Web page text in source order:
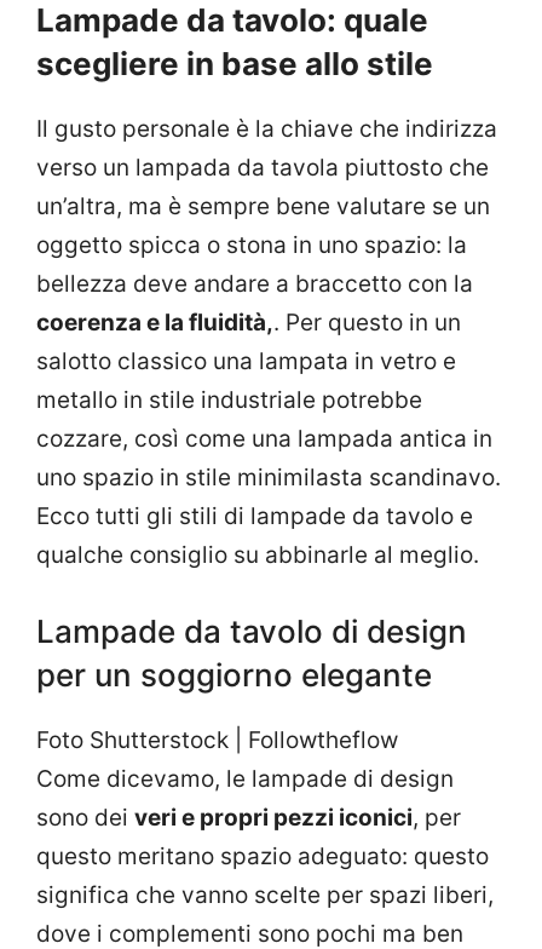
Lampade da tavolo: quale
scegliere in base allo stile
Il gusto personale è la chiave che indirizza
verso un lampada da tavola piuttosto che
un’altra, ma è sempre bene valutare se un
oggetto spicca o stona in uno spazio: la
bellezza deve andare a braccetto con la
coerenza e la fluidità,. Per questo in un
salotto classico una lampata in vetro e
metallo in stile industriale potrebbe
cozzare, così come una lampada antica in
uno spazio in stile minimilasta scandinavo.
Ecco tutti gli stili di lampade da tavolo e
qualche consiglio su abbinarle al meglio.
Lampade da tavolo di design
per un soggiorno elegante
Foto Shutterstock | Followtheflow
Come dicevamo, le lampade di design
sono dei veri e propri pezzi iconici, per
questo meritano spazio adeguato: questo
significa che vanno scelte per spazi liberi,
dove i complementi sono pochi ma ben